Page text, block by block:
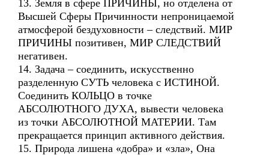
13. Земля в сфере ПРИЧИНЫ, но отделена от
Высшей Сферы Причинности непроницаемой
атмосферой бездуховности – следствий. МИР
ПРИЧИНЫ позитивен, МИР СЛЕДСТВИЙ
негативен.
14. Задача – соединить, искусственно
разделенную СУТЬ человека с ИСТИНОЙ.
Соединить КОЛЬЦО в точке
АБСОЛЮТНОГО ДУХА, вывести человека
из точки АБСОЛЮТНОЙ МАТЕРИИ. Там
прекращается принцип активного действия.
15. Природа лишена «добра» и «зла», Она